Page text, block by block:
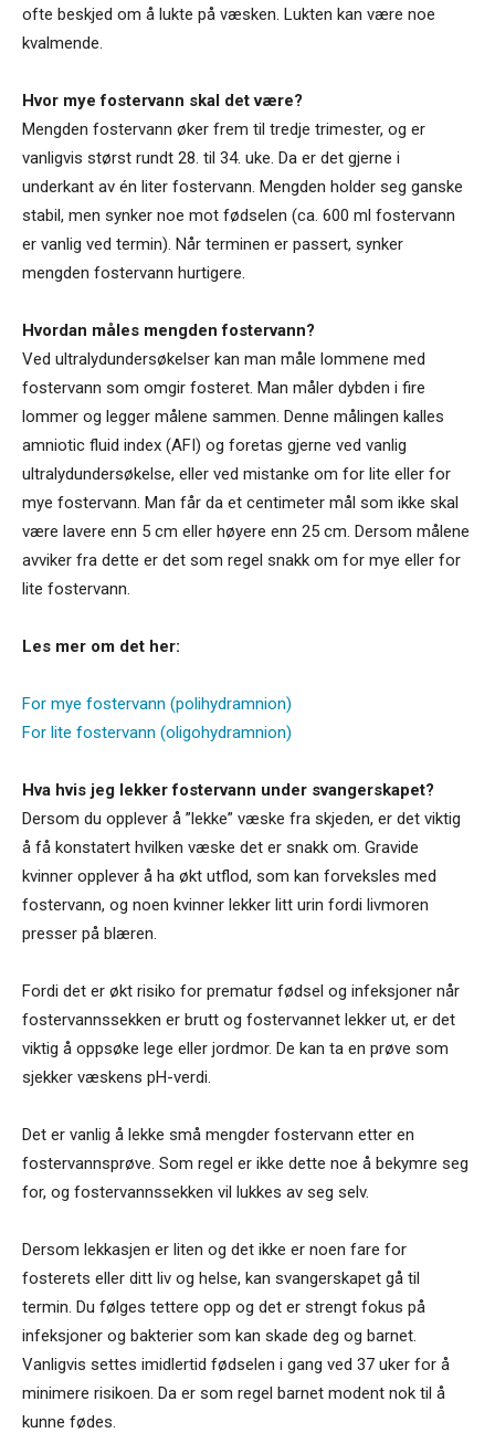
ofte beskjed om å lukte på væsken. Lukten kan være noe
kvalmende.
Hvor mye fostervann skal det være?
Mengden fostervann øker frem til tredje trimester, og er
vanligvis størst rundt 28. til 34. uke. Da er det gjerne i
underkant av én liter fostervann. Mengden holder seg ganske
stabil, men synker noe mot fødselen (ca. 600 ml fostervann
er vanlig ved termin). Når terminen er passert, synker
mengden fostervann hurtigere.
Hvordan måles mengden fostervann?
Ved ultralydundersøkelser kan man måle lommene med
fostervann som omgir fosteret. Man måler dybden i fire
lommer og legger målene sammen. Denne målingen kalles
amniotic fluid index (AFI) og foretas gjerne ved vanlig
ultralydundersøkelse, eller ved mistanke om for lite eller for
mye fostervann. Man får da et centimeter mål som ikke skal
være lavere enn 5 cm eller høyere enn 25 cm. Dersom målene
avviker fra dette er det som regel snakk om for mye eller for
lite fostervann.
Les mer om det her:
For mye fostervann (polihydramnion)
For lite fostervann (oligohydramnion)
Hva hvis jeg lekker fostervann under svangerskapet?
Dersom du opplever å ”lekke” væske fra skjeden, er det viktig
å få konstatert hvilken væske det er snakk om. Gravide
kvinner opplever å ha økt utflod, som kan forveksles med
fostervann, og noen kvinner lekker litt urin fordi livmoren
presser på blæren.
Fordi det er økt risiko for prematur fødsel og infeksjoner når
fostervannssekken er brutt og fostervannet lekker ut, er det
viktig å oppsøke lege eller jordmor. De kan ta en prøve som
sjekker væskens pH-verdi.
Det er vanlig å lekke små mengder fostervann etter en
fostervannsprøve. Som regel er ikke dette noe å bekymre seg
for, og fostervannssekken vil lukkes av seg selv.
Dersom lekkasjen er liten og det ikke er noen fare for
fosterets eller ditt liv og helse, kan svangerskapet gå til
termin. Du følges tettere opp og det er strengt fokus på
infeksjoner og bakterier som kan skade deg og barnet.
Vanligvis settes imidlertid fødselen i gang ved 37 uker for å
minimere risikoen. Da er som regel barnet modent nok til å
kunne fødes.